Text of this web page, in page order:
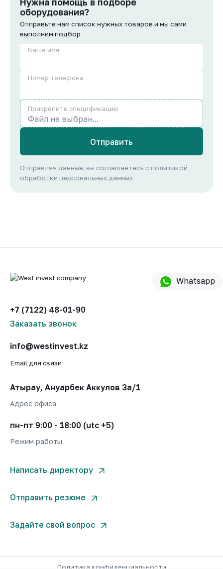
оборудования?
Отправьте нам список нужных товаров и мы сами
выполним подбор
Ваше имя
Номер телефона
Прикрепите спецификацию
Файл не выбран...
Отправить
Отправляя данные, вы соглашаетесь с политикой
обработки персональных данных
+7 (7122) 48-01-90
Заказать звонок
info@westinvest.kz
Email для связи
Атырау, Ануарбек Аккулов 3а/1
Адрес офиса
пн-пт 9:00 - 18:00 (utc +5)
Режим работы
Whatsapp
Написать директору
Отправить резюме
Задайте свой вопрос
Политика конфиденциальности